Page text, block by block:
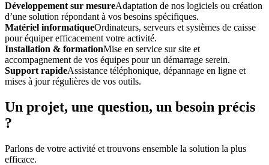
Développement sur mesureAdaptation de nos logiciels ou création
d’une solution répondant à vos besoins spécifiques.
Matériel informatiqueOrdinateurs, serveurs et systèmes de caisse
pour équiper efficacement votre activité.
Installation & formationMise en service sur site et
accompagnement de vos équipes pour un démarrage serein.
Support rapideAssistance téléphonique, dépannage en ligne et
mises à jour régulières de vos outils.
Un projet, une question, un besoin précis
?
Parlons de votre activité et trouvons ensemble la solution la plus
efficace.